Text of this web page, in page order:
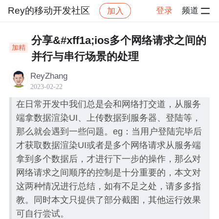
Rey的移动开发社区 加入 登录 频道
Rey的移动开发社区 ios开发交流区 帖子
加精
分享&#xff1a;ios多个网络请求之间的
并行与串行场景的处理
ReyZhang
2023-02-22
在日常开发中我们总是会和网络打交道，从服务
端拿数据渲染UI、上传数据到服务器、登陆等，
那么就会遇到一些问题。eg：当用户登陆完毕后
才获取数据渲染UI或者是多个网络请求从服务端
拿到多个数据后，才进行下一步的操作，那么对
网络请求之间顺序的控制是十分重要的，本文对
这两种情况进行总结，如有不足之处，请多多指
教。同时本文只提供了部分截图，其他运行效果
可自行尝试。